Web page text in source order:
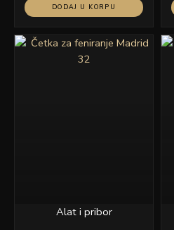
DODAJ U KORPU
Alat i pribor